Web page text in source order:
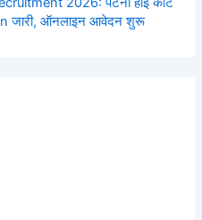
जारी, ऑनलाइन आवेदन शुरू